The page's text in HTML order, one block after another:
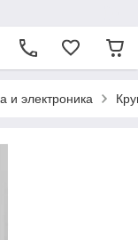
и электроника